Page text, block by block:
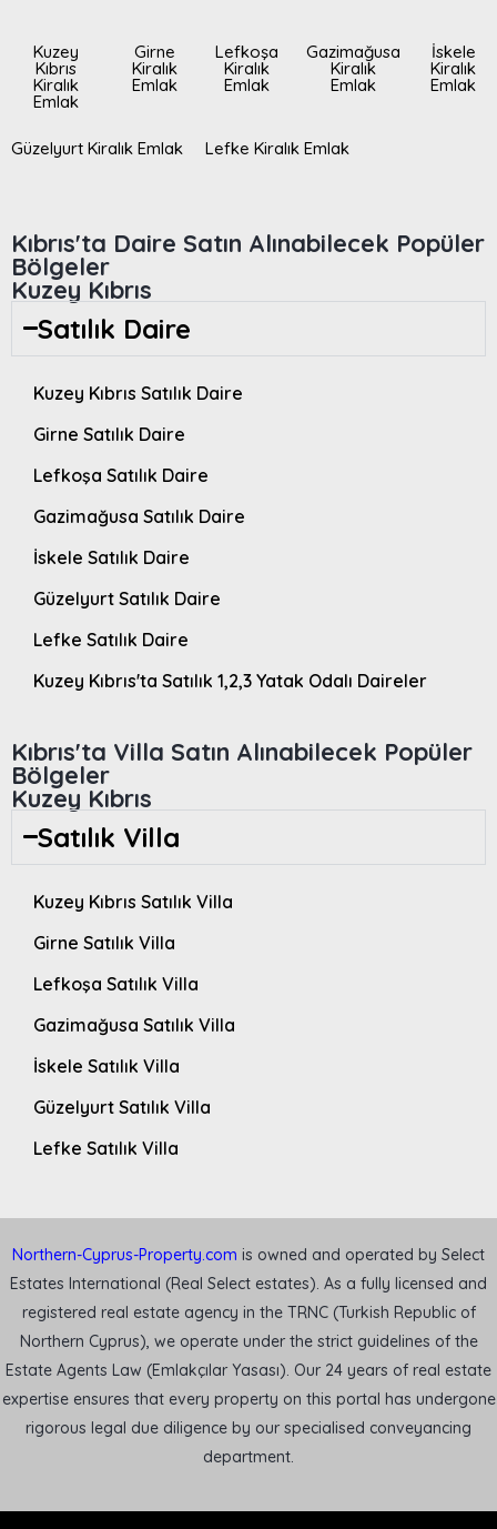
Kuzey
Kıbrıs
Kiralık
Emlak
Girne
Kiralık
Emlak
Lefkoşa
Kiralık
Emlak
Gazimağusa
Kiralık
Emlak
İskele
Kiralık
Emlak
Güzelyurt Kiralık Emlak Lefke Kiralık Emlak
Kıbrıs'ta Daire Satın Alınabilecek Popüler
Bölgeler
Kuzey Kıbrıs
Satılık Daire
Kuzey Kıbrıs Satılık Daire
Girne Satılık Daire
Lefkoşa Satılık Daire
Gazimağusa Satılık Daire
İskele Satılık Daire
Güzelyurt Satılık Daire
Lefke Satılık Daire
Kuzey Kıbrıs'ta Satılık 1,2,3 Yatak Odalı Daireler
Kıbrıs'ta Villa Satın Alınabilecek Popüler
Bölgeler
Kuzey Kıbrıs
Satılık Villa
Kuzey Kıbrıs Satılık Villa
Girne Satılık Villa
Lefkoşa Satılık Villa
Gazimağusa Satılık Villa
İskele Satılık Villa
Güzelyurt Satılık Villa
Lefke Satılık Villa
Northern-Cyprus-Property.com is owned and operated by Select
Estates International (Real Select estates). As a fully licensed and
registered real estate agency in the TRNC (Turkish Republic of
Northern Cyprus), we operate under the strict guidelines of the
Estate Agents Law (Emlakçılar Yasası). Our 24 years of real estate
expertise ensures that every property on this portal has undergone
rigorous legal due diligence by our specialised conveyancing
department.